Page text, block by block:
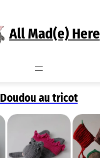
All Mad(e) Here
Doudou au tricot